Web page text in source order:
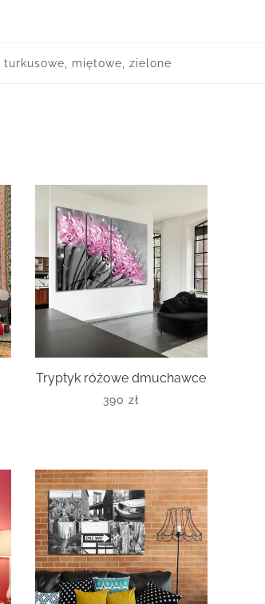
turkusowe, miętowe, zielone
Tryptyk różowe dmuchawce
390zł